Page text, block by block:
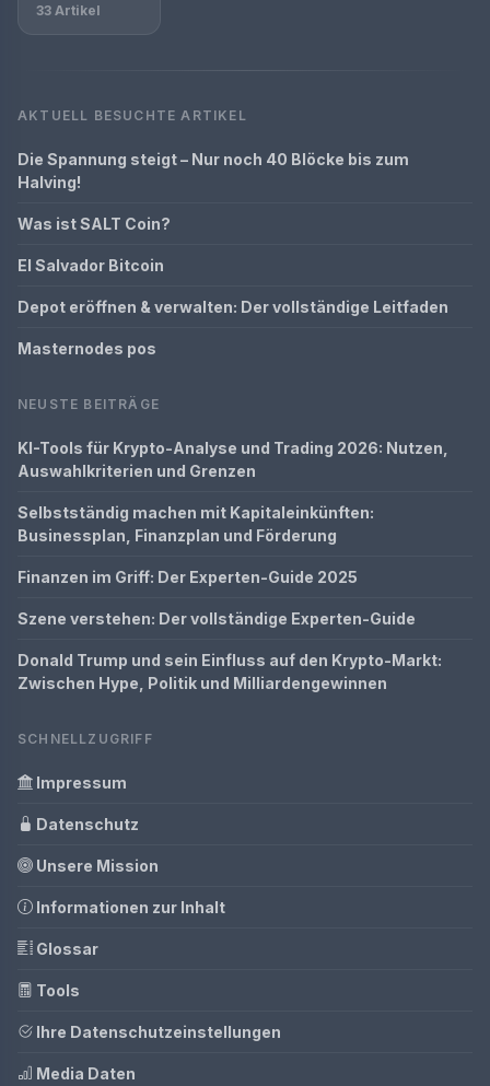
33 Artikel
AKTUELL BESUCHTE ARTIKEL
Die Spannung steigt – Nur noch 40 Blöcke bis zum
Halving!
Was ist SALT Coin?
El Salvador Bitcoin
Depot eröffnen & verwalten: Der vollständige Leitfaden
Masternodes pos
NEUSTE BEITRÄGE
KI-Tools für Krypto-Analyse und Trading 2026: Nutzen,
Auswahlkriterien und Grenzen
Selbstständig machen mit Kapitaleinkünften:
Businessplan, Finanzplan und Förderung
Finanzen im Griff: Der Experten-Guide 2025
Szene verstehen: Der vollständige Experten-Guide
Donald Trump und sein Einfluss auf den Krypto-Markt:
Zwischen Hype, Politik und Milliardengewinnen
SCHNELLZUGRIFF
Impressum
Datenschutz
Unsere Mission
Informationen zur Inhalt
Glossar
Tools
Ihre Datenschutzeinstellungen
Media Daten